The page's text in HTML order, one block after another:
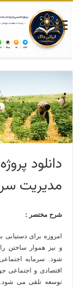
دانلود
مدیریت
شرح مختصر :
امروزه برای دستیابی
و نیز هموار ساختن
شود. سرمایه
اقتصادی و اجتماعی
توسعه تلقی می شود.